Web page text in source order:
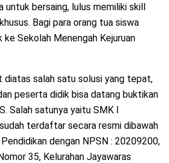
untuk bersaing, lulus memiliki skill
Bagi para orang tua siswa
Sekolah Menengah Kejuruan
diatas salah satu solusi yang tepat,
peserta didik bisa datang buktikan
Salah satunya yaitu SMK I
terdaftar secara resmi dibawah
dengan NPSN : 20209200,
35, Kelurahan Jayawaras